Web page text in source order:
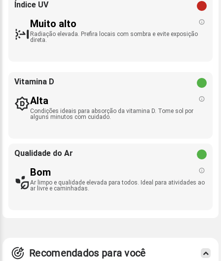
Índice UV
Muito alto
Radiação elevada. Prefira locais com sombra e evite exposição
direta.
Vitamina D
Alta
Condições ideais para absorção da vitamina D. Tome sol por
alguns minutos com cuidado.
Qualidade do Ar
Bom
Ar limpo e qualidade elevada para todos. Ideal para atividades ao
ar livre e caminhadas.
Recomendados para você